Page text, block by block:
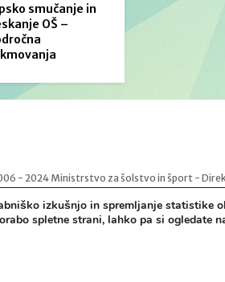
smučanje in
OŠ –
- 2024 Ministrstvo za šolstvo in šport -
dostopnosti|Piškotki|Kontakti| Arhiv Šport
izkušnjo in spremljanje statistike
spletne strani, lahko pa si ogledate